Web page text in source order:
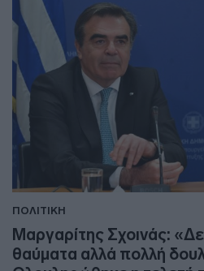
ΠΟΛΙΤΙΚΗ
Μαργαρίτης Σχοινάς:
θαύματα αλλά πολλή